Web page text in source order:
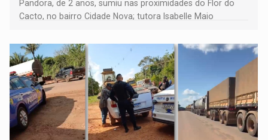
Pandora, de 2 anos, sumiu nas proximidades do Flor do
Cacto, no bairro Cidade Nova; tutora Isabelle Maio